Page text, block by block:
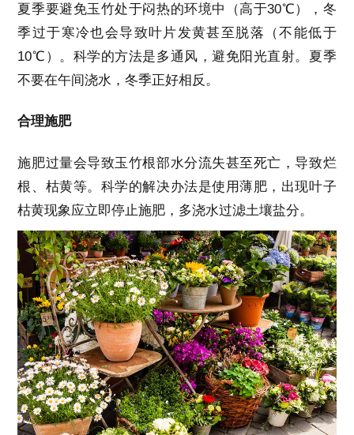
夏季要避免玉竹处于闷热的环境中（高于30℃），冬
季过于寒冷也会导致叶片发黄甚至脱落（不能低于
10℃）。科学的方法是多通风，避免阳光直射。夏季
不要在午间浇水，冬季正好相反。
合理施肥
施肥过量会导致玉竹根部水分流失甚至死亡，导致烂
根、枯黄等。科学的解决办法是使用薄肥，出现叶子
枯黄现象应立即停止施肥，多浇水过滤土壤盐分。